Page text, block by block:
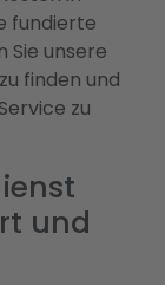
fundierte
Sie unsere
finden und
zu
und